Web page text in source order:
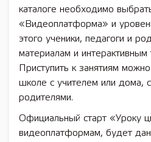
каталоге необходимо
«Видеоплатформа» и
этого ученики, педагоги и
материалам и интерактивным
Приступить к занятиям
школе с учителем или дома,
родителями.
Официальный старт «Уроку
видеоплатформам, будет